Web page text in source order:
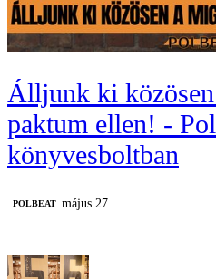
Álljunk ki
paktum ellen! -
könyvesboltban
‎POLBEAT május 27.